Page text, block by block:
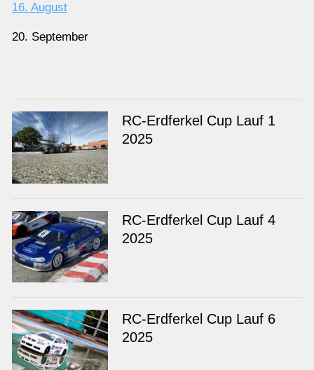
16. August
20. September
RC-Erdferkel Cup Lauf 1
2025
RC-Erdferkel Cup Lauf 4
2025
RC-Erdferkel Cup Lauf 6
2025